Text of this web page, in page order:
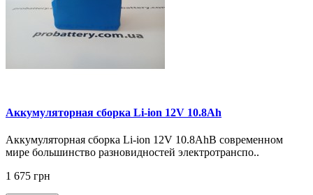
Аккумуляторная сборка Li-ion 12V 10.8Ah
Аккумуляторная сборка Li-ion 12V 10.8AhВ современном
мире большинство разновидностей электротранспо..
1 675 грн